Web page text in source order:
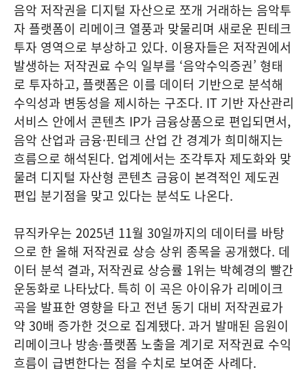
음악 저작권을 디지털 자산으로 쪼개 거래하는 음악투
자 플랫폼이 리메이크 열풍과 맞물리며 새로운 핀테크
투자 영역으로 부상하고 있다. 이용자들은 저작권에서
발생하는 저작권료 수익 일부를 ‘음악수익증권’ 형태
로 투자하고, 플랫폼은 이를 데이터 기반으로 분석해
수익성과 변동성을 제시하는 구조다. IT 기반 자산관리
서비스 안에서 콘텐츠 IP가 금융상품으로 편입되면서,
음악 산업과 금융·핀테크 산업 간 경계가 희미해지는
흐름으로 해석된다. 업계에서는 조각투자 제도화와 맞
물려 디지털 자산형 콘텐츠 금융이 본격적인 제도권
편입 분기점을 맞고 있다는 분석도 나온다.
뮤직카우는 2025년 11월 30일까지의 데이터를 바탕
으로 한 올해 저작권료 상승 상위 종목을 공개했다. 데
이터 분석 결과, 저작권료 상승률 1위는 박혜경의 빨간
운동화로 나타났다. 특히 이 곡은 아이유가 리메이크
곡을 발표한 영향을 타고 전년 동기 대비 저작권료가
약 30배 증가한 것으로 집계됐다. 과거 발매된 음원이
리메이크나 방송·플랫폼 노출을 계기로 저작권료 수익
흐름이 급변한다는 점을 수치로 보여준 사례다.